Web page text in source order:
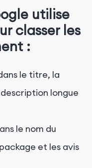
utilise
classer les
:
le titre, la
longue
le nom du
et les avis